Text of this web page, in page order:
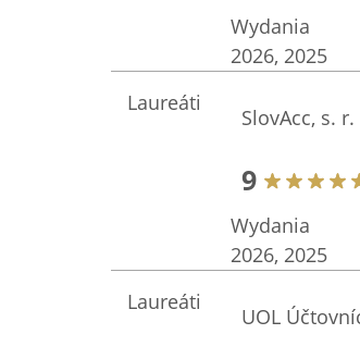
Wydania
2026, 2025
Laureáti
SlovAcc, s. r.
9
Wydania
2026, 2025
Laureáti
UOL